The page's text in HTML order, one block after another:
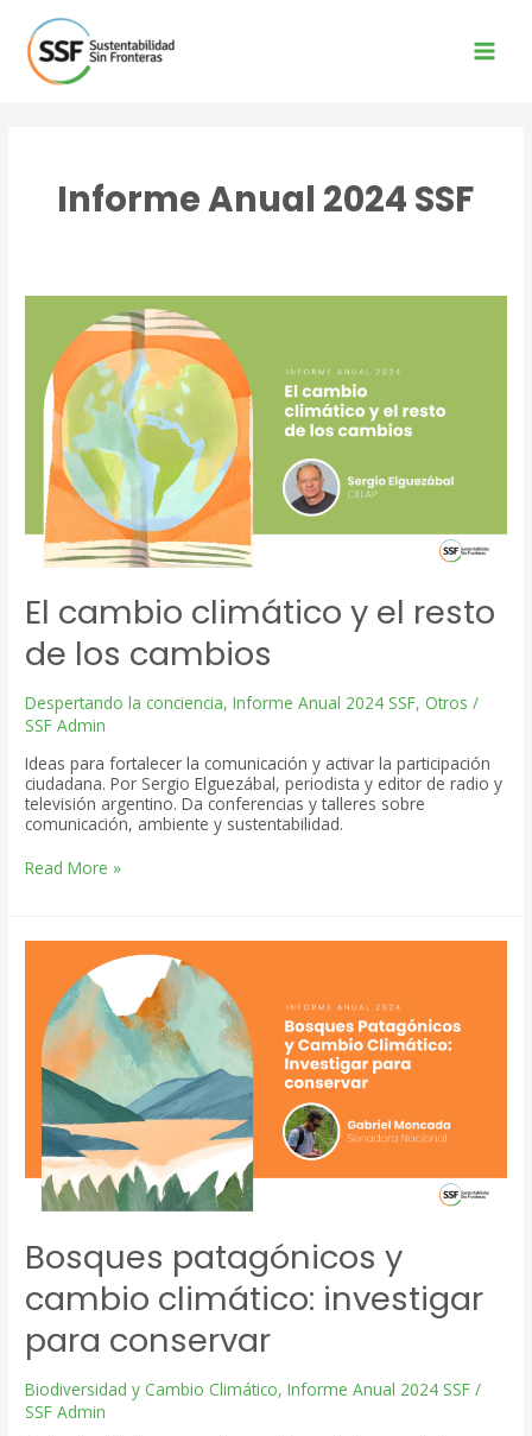
contenido
Main
Informe Anual 2024 SSF
El cambio climático y el resto
de los cambios
Despertando la conciencia,Informe Anual 2024 SSF, Otros /
SSF Admin
Ideas para fortalecer la comunicación y activar la participación
ciudadana. Por Sergio Elguezábal, periodista y editor de radio y
televisión argentino. Da conferencias y talleres sobre
comunicación, ambiente y sustentabilidad.
El
el
cambios
Read More »
Bosques patagónicos y
cambio climático: investigar
para conservar
Biodiversidad y Cambio Climático,Informe Anual 2024 SSF /
SSF Admin